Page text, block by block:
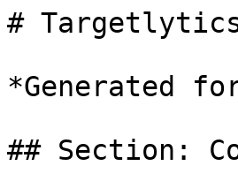
# Targetlytics
*Generated
## Section: